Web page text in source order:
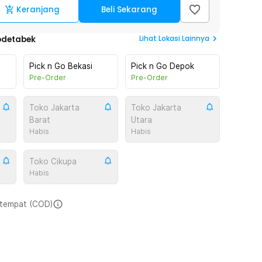
Keranjang Beli Sekarang
Lihat Lokasi Lainnya
Pick n Go Bekasi
Pre-Order
Pick n Go Depok
Pre-Order
Toko Jakarta
Barat
Habis
Toko Jakarta
Utara
Habis
Toko Cikupa
Habis
(COD)